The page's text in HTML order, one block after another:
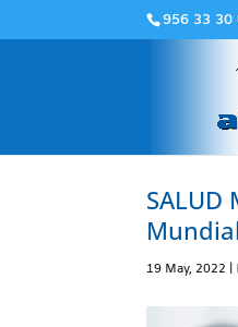
956 33 30
SALUD
19 May, 2022